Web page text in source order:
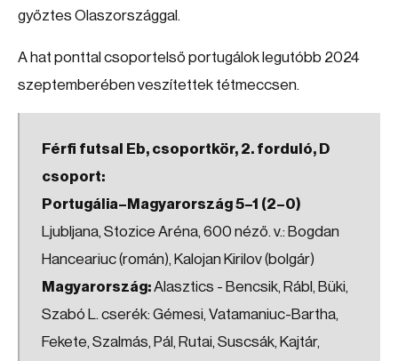
győztes Olaszországgal.
A hat ponttal csoportelső portugálok legutóbb 2024
szeptemberében veszítettek tétmeccsen.
Férfi futsal Eb, csoportkör, 2. forduló, D
csoport:
Portugália–Magyarország 5–1 (2–0)
Ljubljana, Stozice Aréna, 600 néző. v.: Bogdan
Hanceariuc (román), Kalojan Kirilov (bolgár)
Magyarország:Alasztics - Bencsik, Rábl, Büki,
Szabó L. cserék: Gémesi, Vatamaniuc-Bartha,
Fekete, Szalmás, Pál, Rutai, Suscsák, Kajtár,